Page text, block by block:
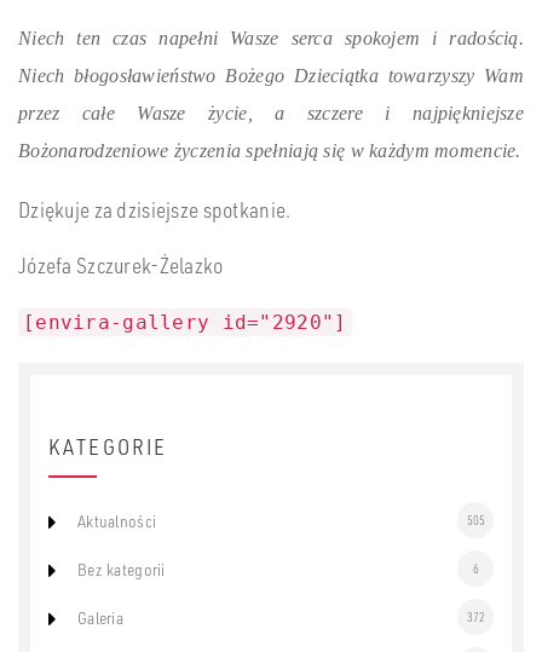
Niech ten czas napełni Wasze serca spokojem i radością.
Niech błogosławieństwo Bożego Dzieciątka towarzyszy Wam
przez całe Wasze życie, a szczere i najpiękniejsze
Bożonarodzeniowe życzenia spełniają się w każdym momencie.
Dziękuje za dzisiejsze spotkanie.
Józefa Szczurek-Żelazko
[envira-gallery id="2920"]
KATEGORIE
Aktualności 505
Bez kategorii 6
Galeria 372